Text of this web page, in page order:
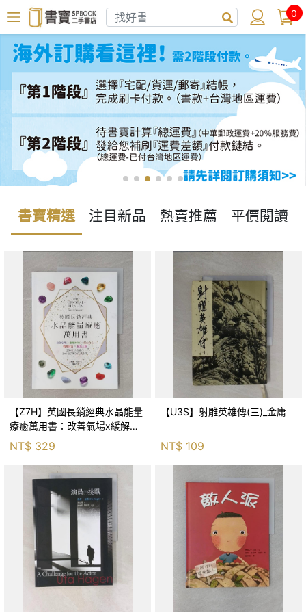
0
書寶精選 注目新品 熱賣推薦 平價閱讀
【Z7H】英國長銷經典水晶能量
療癒萬用書：改善氣場x緩解疼
痛x穩定身心x增加財富x促進人
緣，250種水晶礦石給你最完整
的生活對策_菲利
NT$ 329
【U3S】射雕英雄傳(三)_金庸
NT$ 109